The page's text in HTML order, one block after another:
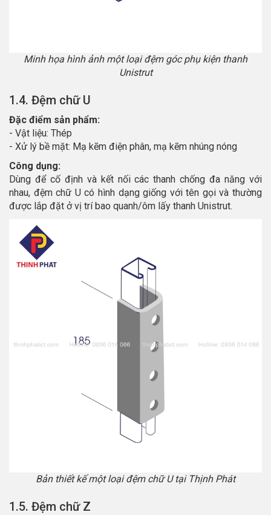
Minh họa hình ảnh một loại đệm góc phụ kiện thanh
Unistrut
1.4. Đệm chữ U
Đặc điểm sản phẩm:
- Vật liệu: Thép
- Xử lý bề mặt: Mạ kẽm điện phân, mạ kẽm nhúng nóng
Công dụng:
Dùng để cố định và kết nối các thanh chống đa năng với
nhau, đệm chữ U có hình dạng giống với tên gọi và thường
được lắp đặt ở vị trí bao quanh/ôm lấy thanh Unistrut.
Bản thiết kế một loại đệm chữ U tại Thịnh Phát
1.5. Đệm chữ Z